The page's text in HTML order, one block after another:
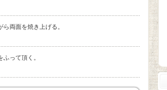
両面を焼き上げる。
って頂く。